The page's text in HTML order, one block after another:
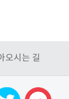
오시는 길